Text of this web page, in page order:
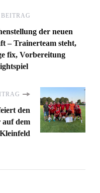
der neuen
– Trainerteam steht,
fix, Vorbereitung
den
auf dem
Kleinfeld